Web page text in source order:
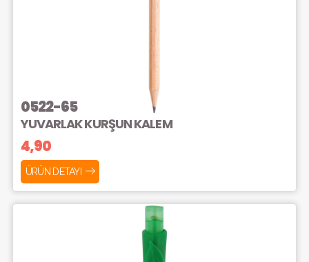
0522-65
YUVARLAK KURŞUN KALEM
4,90
ÜRÜN DETAYI